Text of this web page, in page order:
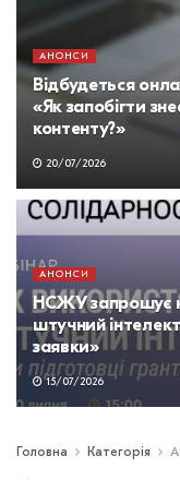
АНОНСИ
Відбудеться
«Як запобігти
контенту?»
20/07/2026
АНОНСИ
НСЖУ запрошує
штучний
заявки»
15/07/2026
Головна Категорія